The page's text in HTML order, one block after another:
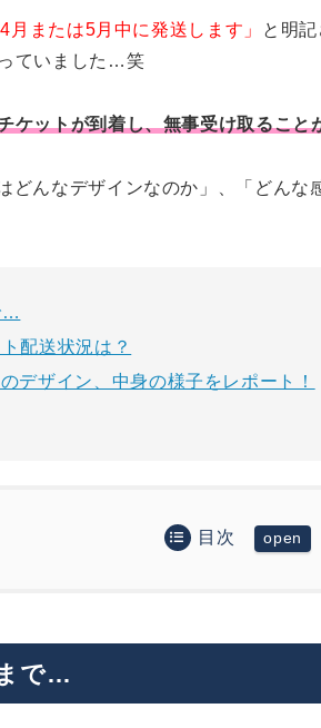
4月または5月中に発送します」
と明
ていました…笑
ケットが到着し、無事受け取ること
どんなデザインなのか」、「どんな
…
配送状況は？
デザイン、中身の様子をレポート！
目次
のデザイン、中身の様子をレポート！
で…